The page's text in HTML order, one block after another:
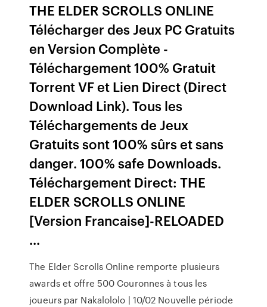
THE ELDER SCROLLS ONLINE
Télécharger des Jeux PC Gratuits
en Version Complète -
Téléchargement 100% Gratuit
Torrent VF et Lien Direct (Direct
Download Link). Tous les
Téléchargements de Jeux
Gratuits sont 100% sûrs et sans
danger. 100% safe Downloads.
Téléchargement Direct: THE
ELDER SCROLLS ONLINE
[Version Francaise]-RELOADED
...
The Elder Scrolls Online remporte plusieurs
awards et offre 500 Couronnes à tous les
joueurs par Nakalololo | 10/02 Nouvelle période